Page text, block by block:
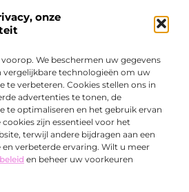
onze
We beschermen uw gegevens
vergelijkbare technologieën om uw
te verbeteren. Cookies stellen ons in
advertenties te tonen, de
te optimaliseren en het gebruik ervan
zijn essentieel voor het
terwijl andere bijdragen aan een
en verbeterde ervaring. Wilt u meer
en beheer uw voorkeuren
boeiende blogs en artikelen die
informeren.”
alles om het leveren van
verhalen die jouw dagelijks leven
om verder te denken.